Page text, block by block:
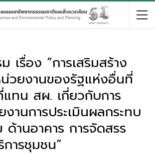
เรื่อง “การเสริมสร้าง
วยงานของรัฐแห่งอื่นที่
ทน สผ. เกี่ยวกับการ
านการประเมินผลกระทบ
านอาคาร การจัดสรร
ารชุมชน”